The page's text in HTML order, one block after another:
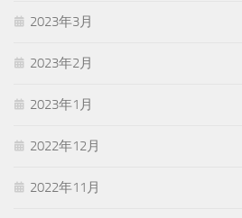
2023年3月
2023年2月
2023年1月
2022年12月
2022年11月